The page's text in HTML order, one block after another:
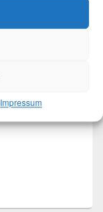
Impressum